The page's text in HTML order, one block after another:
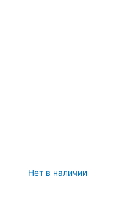
Нет в наличии